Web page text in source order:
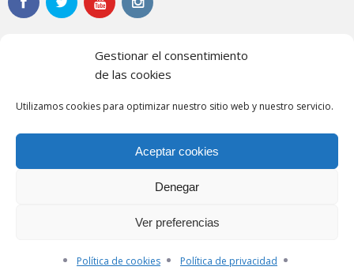
Gestionar el consentimiento
de las cookies
Utilizamos cookies para optimizar nuestro sitio web y nuestro servicio.
Aceptar cookies
Denegar
Ver preferencias
Política de cookies Política de privacidad
Noticias
Contacto